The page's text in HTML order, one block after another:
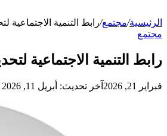
الرئيسية/مجتمع/رابط التنمية
مجتمع
رابط التنمية الاجتماعية
فبراير 21, 2026 آخر تحديث: أبريل 11, 2026